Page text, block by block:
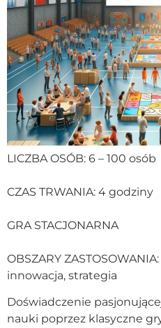
LICZBA OSÓB: 6 – 100 osób
CZAS TRWANIA: 4 godziny
GRA STACJONARNA
OBSZARY
innowacja, strategia
Doświadczenie
nauki poprzez klasyczne